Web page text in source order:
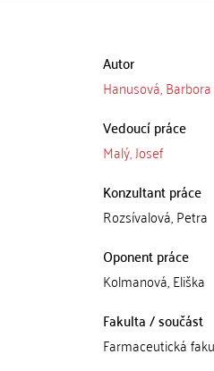
Autor
Hanusová, Barbora
Vedoucí práce
Malý, Josef
Konzultant práce
Rozsívalová, Petra
Oponent práce
Kolmanová, Eliška
Fakulta / součást
Farmaceutická